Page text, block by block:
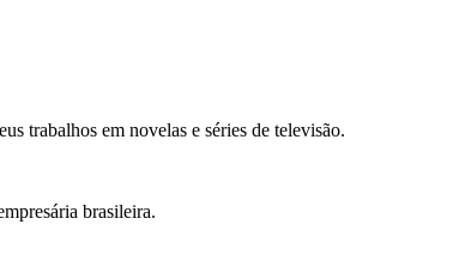
trabalhos em novelas e séries de televisão.
brasileira.